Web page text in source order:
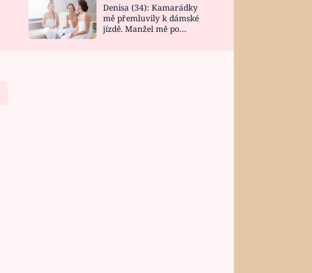
DESIGN
Denisa (34): Kamarádky
mě přemluvily k dámské
jízdě. Manžel mě po